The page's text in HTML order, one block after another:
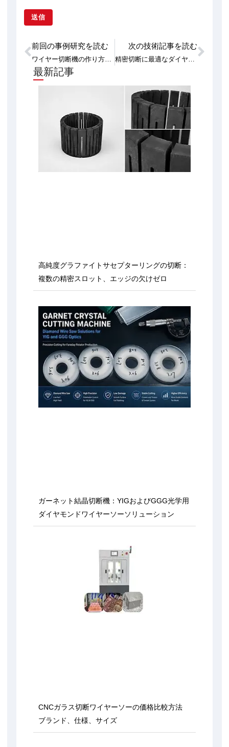
送信
Prev
前回の事例研究を読む
ワイヤー切断機の作り方：ステップバイステップのDIYガイド
次の技術記事を読む
精密切断に最適なダイヤモンドワイヤー切断機トップ10 次
最新記事
高純度グラファイトサセプターリングの切断：
複数の精密スロット、エッジの欠けゼロ
ガーネット結晶切断機：YIGおよびGGG光学用
ダイヤモンドワイヤーソーソリューション
CNCガラス切断ワイヤーソーの価格比較方法
ブランド、仕様、サイズ